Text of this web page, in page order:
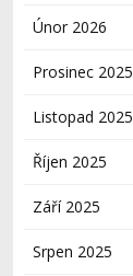
Únor 2026
Prosinec 2025
Listopad 2025
Říjen 2025
Září 2025
Srpen 2025